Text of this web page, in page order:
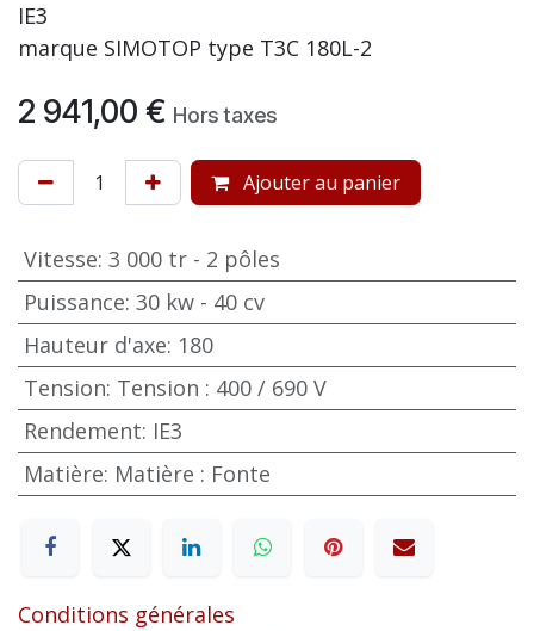
IE3
marque SIMOTOP type T3C 180L-2
2 941,00 € Hors taxes
Ajouter au panier
Vitesse: 3 000 tr - 2 pôles
Puissance: 30 kw - 40 cv
Hauteur d'axe: 180
Tension: Tension : 400 / 690 V
Rendement: IE3
Matière: Matière : Fonte
Conditions générales